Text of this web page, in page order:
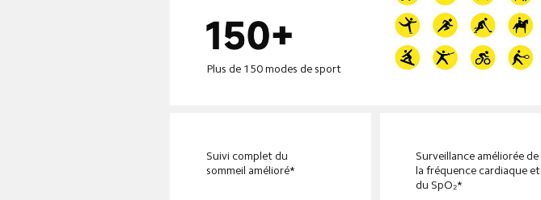
Plus de 150 modes de sport
Suivi complet du
sommeil amélioré*
Surveillance améliorée de
la fréquence cardiaque et
du SpO₂*